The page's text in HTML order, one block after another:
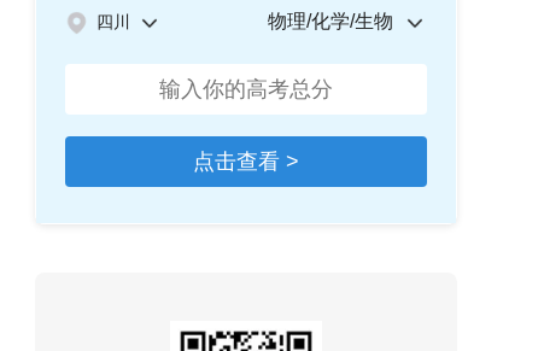
四川 物理/化学/生物
点击查看 >